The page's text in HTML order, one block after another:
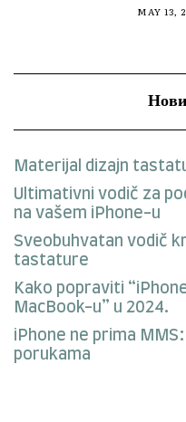
MAY 13,
Materijal dizajn
Ultimativni vodič za
na vašem iPhone-u
Sveobuhvatan vodič
tastature
Kako popraviti
MacBook-u” u 2024.
iPhone ne prima
porukama